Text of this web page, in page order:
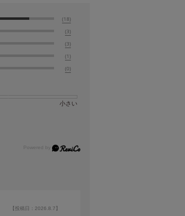
(18)
(3)
(3)
(1)
(0)
小さい
【投稿日：2026.8.7】